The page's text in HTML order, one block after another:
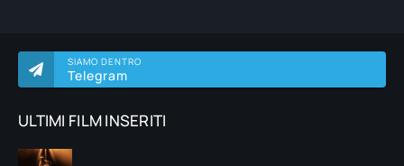
SIAMO DENTRO
Telegram
ULTIMI FILM INSERITI